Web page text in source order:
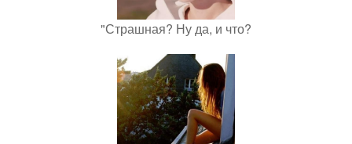
"Страшная? Ну да, и что?